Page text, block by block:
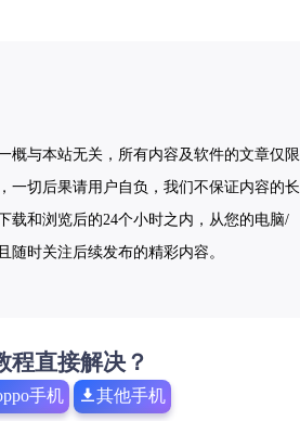
概与本站无关，所有内容及软件的文章仅限
一切后果请用户自负，我们不保证内容的长
载和浏览后的24个小时之内，从您的电脑/
时关注后续发布的精彩内容。
程直接解决？
手机 其他手机